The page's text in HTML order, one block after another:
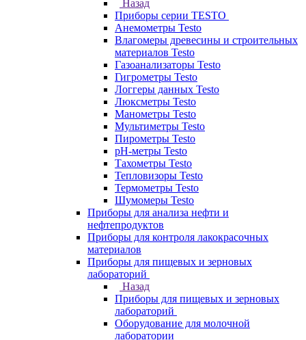
Назад
Приборы серии TESTO
Анемометры Testo
Влагомеры древесины и строительных
материалов Testo
Газоанализаторы Testo
Гигрометры Testo
Логгеры данных Testo
Люксметры Testo
Манометры Testo
Мультиметры Testo
Пирометры Testo
pH-метры Testo
Тахометры Testo
Тепловизоры Testo
Термометры Testo
Шумомеры Testo
Приборы для анализа нефти и
нефтепродуктов
Приборы для контроля лакокрасочных
материалов
Приборы для пищевых и зерновых
лабораторий
Назад
Приборы для пищевых и зерновых
лабораторий
Оборудование для молочной
лаборатории